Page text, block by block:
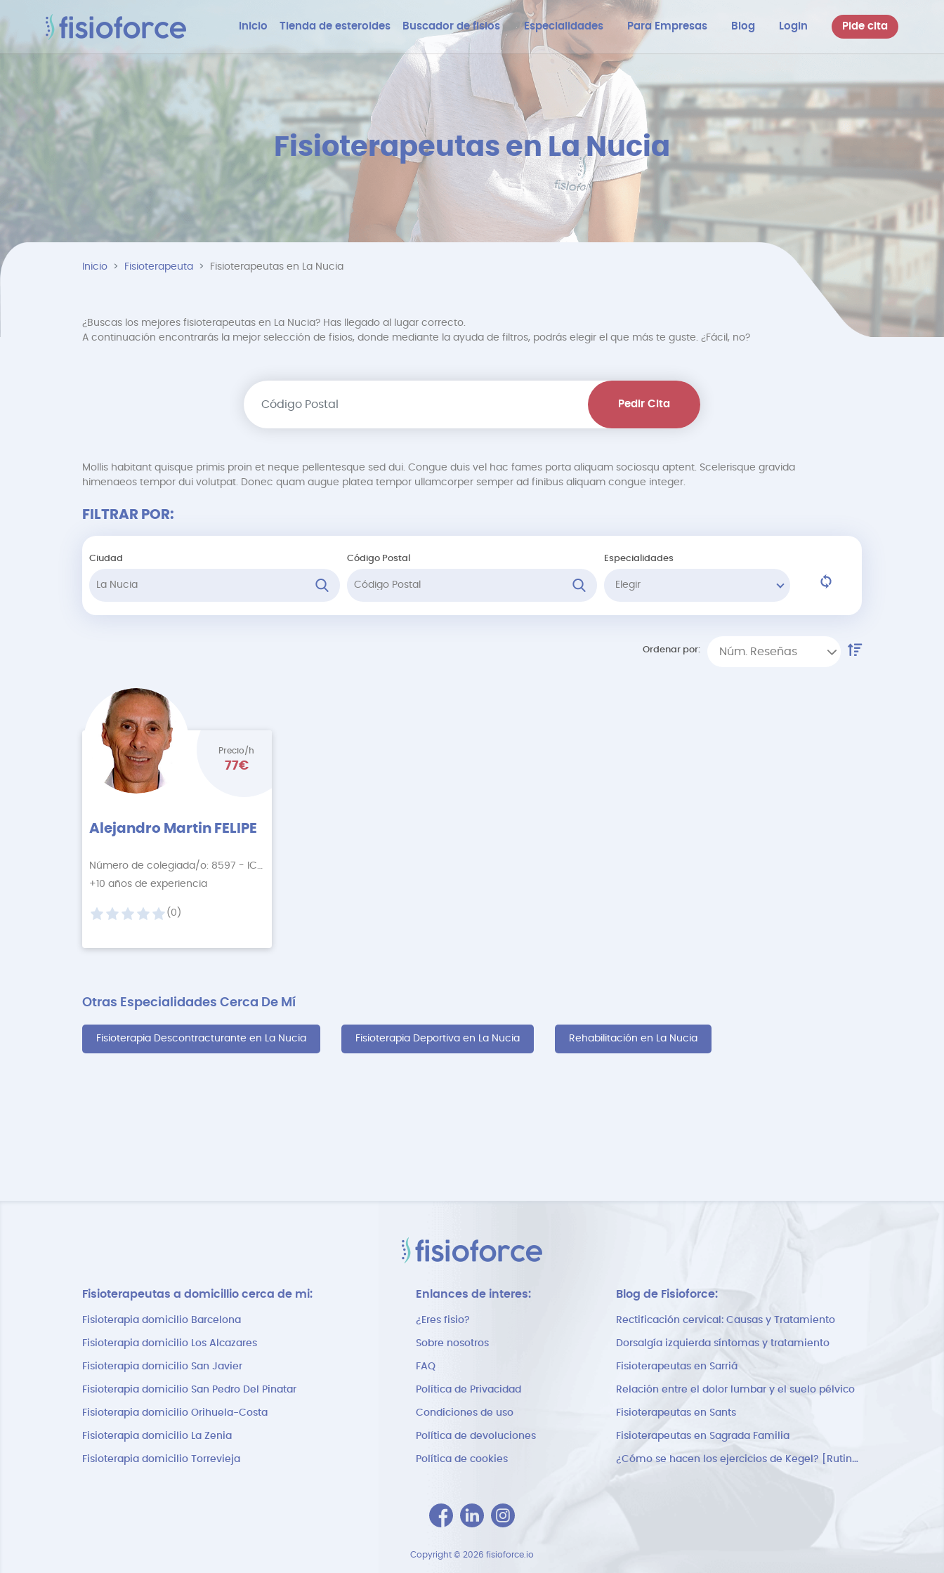
Inicio Tienda de esteroides Buscador de fisios Especialidades Para Empresas Blog Login Pide cita
Fisioterapeutas en La Nucia
Inicio Fisioterapeuta Fisioterapeutas en La Nucia
¿Buscas los mejores fisioterapeutas en La Nucia? Has llegado al lugar correcto.
A continuación encontrarás la mejor selección de fisios, donde mediante la ayuda de filtros, podrás elegir el que más te guste. ¿Fácil, no?
Pedir Cita
Mollis habitant quisque primis proin et neque pellentesque sed dui. Congue duis vel hac fames porta aliquam sociosqu aptent. Scelerisque gravida
himenaeos tempor dui volutpat. Donec quam augue platea tempor ullamcorper semper ad finibus aliquam congue integer.
FILTRAR POR:
Ciudad Código Postal Especialidades
Elegir
Ordenar por: Núm. Reseñas
Precio/h
77€
Alejandro Martin FELIPE
Número de colegiada/o: 8597 - ICOFCV
+10 años de experiencia
(0)
Otras Especialidades Cerca De Mí
Fisioterapia Descontracturante en La Nucia Fisioterapia Deportiva en La Nucia Rehabilitación en La Nucia
Fisioterapeutas a domicillio cerca de mi:
Fisioterapia domicilio Barcelona
Fisioterapia domicilio Los Alcazares
Fisioterapia domicilio San Javier
Fisioterapia domicilio San Pedro Del Pinatar
Fisioterapia domicilio Orihuela-Costa
Fisioterapia domicilio La Zenia
Fisioterapia domicilio Torrevieja
Enlances de interes:
¿Eres fisio?
Sobre nosotros
FAQ
Política de Privacidad
Condiciones de uso
Política de devoluciones
Política de cookies
Blog de Fisioforce:
Rectificación cervical: Causas y Tratamiento
Dorsalgía izquierda síntomas y tratamiento
Fisioterapeutas en Sarriá
Relación entre el dolor lumbar y el suelo pélvico
Fisioterapeutas en Sants
Fisioterapeutas en Sagrada Familia
¿Cómo se hacen los ejercicios de Kegel? [Rutina]
Copyright © 2026 fisioforce.io